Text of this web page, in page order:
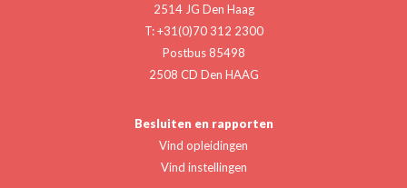
2514 JG Den Haag
T: +31(0)70 312 2300
Postbus 85498
2508 CD Den HAAG
Besluiten en rapporten
Vind opleidingen
Vind instellingen